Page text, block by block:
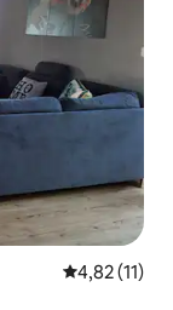
Évaluation
4,82 (11)